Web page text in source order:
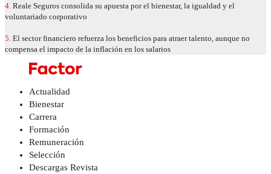
4. Reale Seguros consolida su apuesta por el bienestar, la igualdad y el
voluntariado corporativo
5. El sector financiero refuerza los beneficios para atraer talento, aunque no
compensa el impacto de la inflación en los salarios
Actualidad
Bienestar
Carrera
Formación
Remuneración
Selección
Descargas Revista